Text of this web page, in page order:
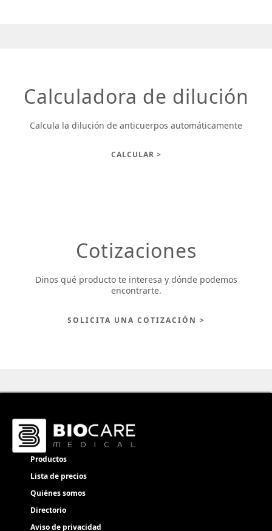
Cotizaciones
Dinos qué producto te interesa y dónde podemos
encontrarte.
SOLICITA UNA COTIZACIÓN >
Calculadora de dilución
Calcula la dilución de anticuerpos automáticamente
CALCULAR >
Productos
Lista de precios
Quiénes somos
Directorio
Aviso de privacidad